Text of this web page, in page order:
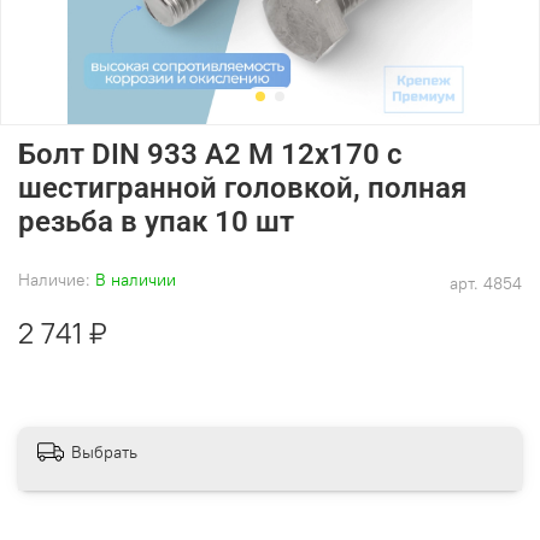
арт. 4854
Наличие: В наличии
Болт DIN 933 А2 M 12х170 с
шестигранной головкой, полная
резьба в упак 10 шт
2 741 ₽
Выбрать